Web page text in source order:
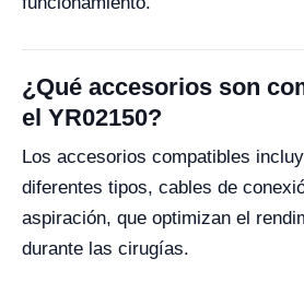
¿Qué accesorios son
el YR02150?
Los accesorios compatibles
diferentes tipos, cables de
aspiración, que optimizan el
durante las cirugías.